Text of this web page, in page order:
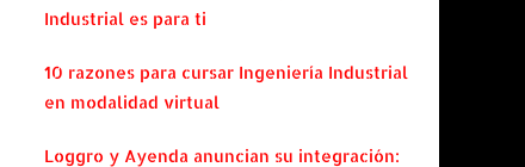
Industrial es para ti
10 razones para cursar Ingeniería Industrial
en modalidad virtual
Loggro y Ayenda anuncian su integración: